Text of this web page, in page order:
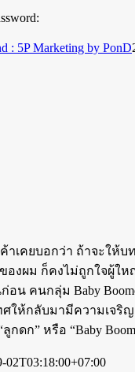
: 5P Marketing by PonD
าเคยบอกว่า ถ้าจะ
ผม ก็คงไม่ถูกใจผู้ใ
น คนกลุ่ม Baby
ห้กลับมามีความเจ
หรือ “Baby Boom”
02T03:18:00+07:00